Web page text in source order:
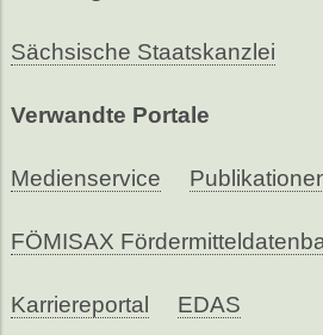
Sächsische Staatskanzlei
Verwandte Portale
Medienservice
FÖMISAX
Karriereportal EDAS